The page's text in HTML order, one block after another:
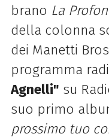
brano La
della colonna
dei Manetti
programma
Agnelli" su
suo primo
prossimo tuo